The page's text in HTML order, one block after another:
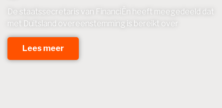
De staatssecretaris van FinanciËn heeft meegedeeld dat
met Duitsland overeenstemming is bereikt over
Lees meer